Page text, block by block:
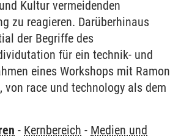
Kultur vermeidenden
zu reagieren. Darüberhinaus
der Begriffe des
für ein technik- und
eines Workshops mit Ramon
race und technology als dem
- Kernbereich - Medien und